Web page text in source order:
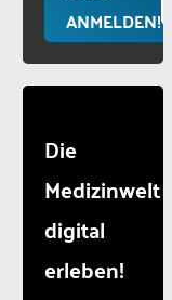
ANMELDEN!
Die
Medizinwelt
digital
erleben!